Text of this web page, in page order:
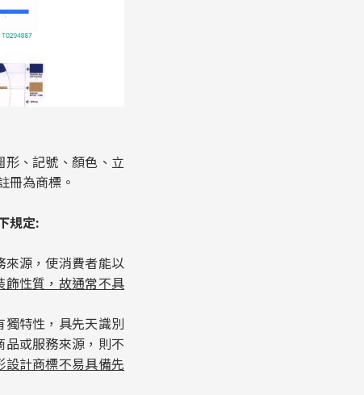
、記號、顏色、立
冊為商標。
規定:
源，使消費者能以
性質，故通常不具
特性，具先天識別
或服務來源，則不
計商標不易具備先